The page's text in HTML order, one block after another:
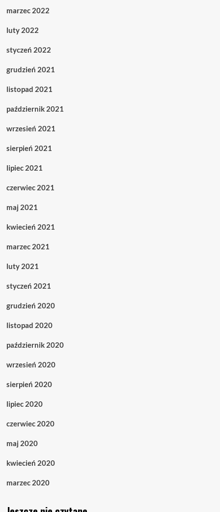
marzec 2022
luty 2022
styczeń 2022
grudzień 2021
listopad 2021
październik 2021
wrzesień 2021
sierpień 2021
lipiec 2021
czerwiec 2021
maj 2021
kwiecień 2021
marzec 2021
luty 2021
styczeń 2021
grudzień 2020
listopad 2020
październik 2020
wrzesień 2020
sierpień 2020
lipiec 2020
czerwiec 2020
maj 2020
kwiecień 2020
marzec 2020